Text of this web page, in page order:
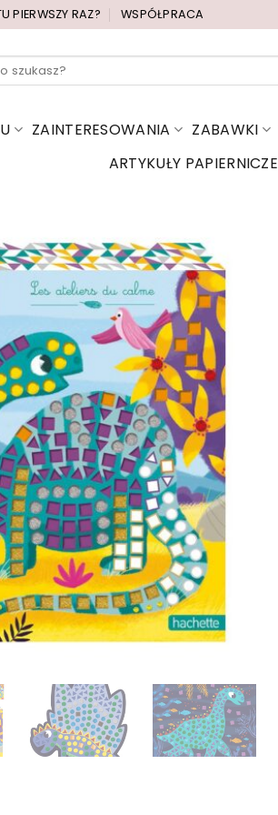
PIERWSZY RAZ? WSPÓŁPRACA
ZAINTERESOWANIA ZABAWKI
ARTYKUŁY PAPIERNICZE